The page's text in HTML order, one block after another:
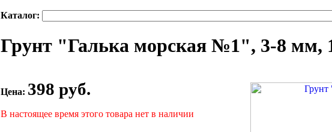
Каталог:
Грунт "Галька морская №1", 3-8 мм,
Цена: 398 руб.
В настоящее время этого товара нет в наличии